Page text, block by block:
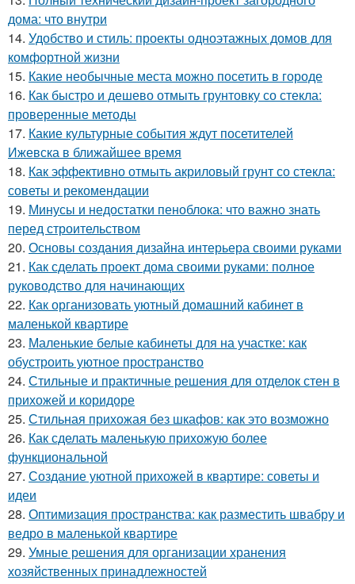
дома: что внутри
14. Удобство и стиль: проекты одноэтажных домов для
комфортной жизни
15. Какие необычные места можно посетить в городе
16. Как быстро и дешево отмыть грунтовку со стекла:
проверенные методы
17. Какие культурные события ждут посетителей
Ижевска в ближайшее время
18. Как эффективно отмыть акриловый грунт со стекла:
советы и рекомендации
19. Минусы и недостатки пеноблока: что важно знать
перед строительством
20. Основы создания дизайна интерьера своими руками
21. Как сделать проект дома своими руками: полное
руководство для начинающих
22. Как организовать уютный домашний кабинет в
маленькой квартире
23. Маленькие белые кабинеты для на участке: как
обустроить уютное пространство
24. Стильные и практичные решения для отделок стен в
прихожей и коридоре
25. Стильная прихожая без шкафов: как это возможно
26. Как сделать маленькую прихожую более
функциональной
27. Создание уютной прихожей в квартире: советы и
идеи
28. Оптимизация пространства: как разместить швабру и
ведро в маленькой квартире
29. Умные решения для организации хранения
хозяйственных принадлежностей